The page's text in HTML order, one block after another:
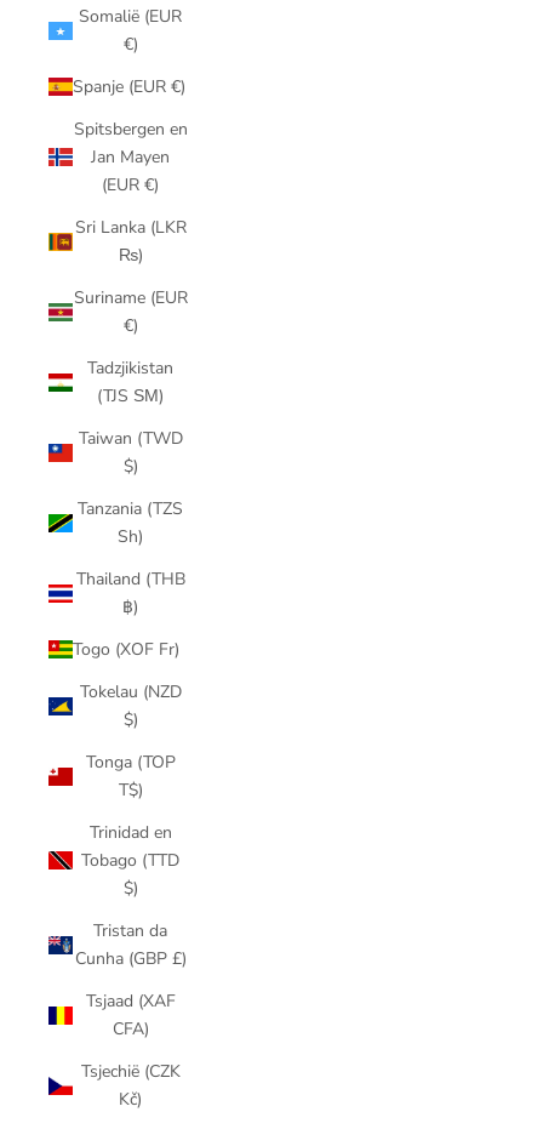
Somalië (EUR
€)
Spanje (EUR €)
Spitsbergen en
Jan Mayen
(EUR €)
Sri Lanka (LKR
₨)
Suriname (EUR
€)
Tadzjikistan
(TJS ЅМ)
Taiwan (TWD
$)
Tanzania (TZS
Sh)
Thailand (THB
฿)
Togo (XOF Fr)
Tokelau (NZD
$)
Tonga (TOP
T$)
Trinidad en
Tobago (TTD
$)
Tristan da
Cunha (GBP £)
Tsjaad (XAF
CFA)
Tsjechië (CZK
Kč)